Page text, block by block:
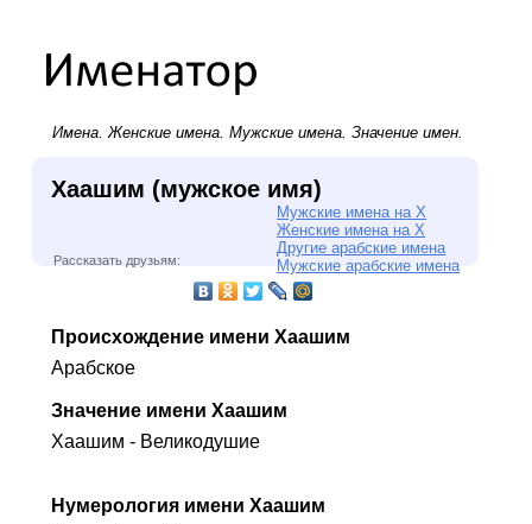
Имена.Женские имена. Мужские имена. Значение имен.
Хаашим (мужское имя)
Мужские имена на Х
Женские имена на Х
Другие арабские имена
Мужские арабские имена
Рассказать друзьям:
Происхождение имени Хаашим
Арабское
Значение имени Хаашим
Хаашим - Великодушие
Нумерология имени Хаашим